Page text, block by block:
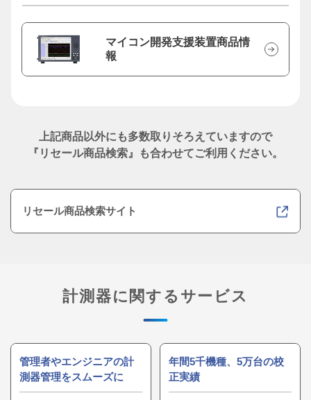
マイコン開発支援装置商品情
報
上記商品以外にも多数取りそろえていますので
『リセール商品検索』も合わせてご利用ください。
リセール商品検索サイト
計測器に関するサービス
管理者やエンジニアの計
測器管理をスムーズに
年間5千機種、5万台の校
正実績